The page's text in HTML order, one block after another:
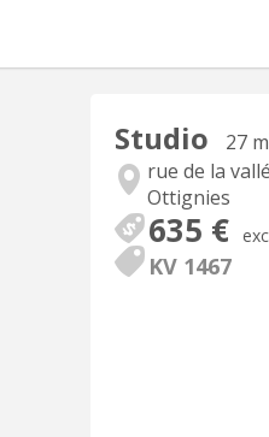
Studio
27
rue de la
Ottignies
635 €
KV 1467